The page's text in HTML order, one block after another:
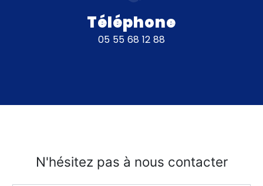
Téléphone
05 55 68 12 88
N'hésitez pas à nous contacter